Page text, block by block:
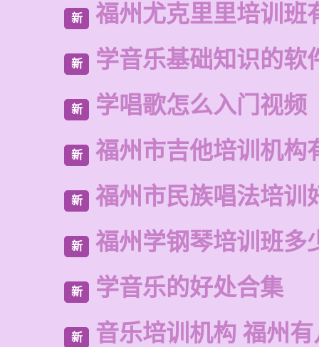
新 福州尤克里里培训班
新 学音乐基础知识的软
新 学唱歌怎么入门视频
新 福州市吉他培训机构
新 福州市民族唱法培训
新 福州学钢琴培训班多
新 学音乐的好处合集
新 音乐培训机构 福州